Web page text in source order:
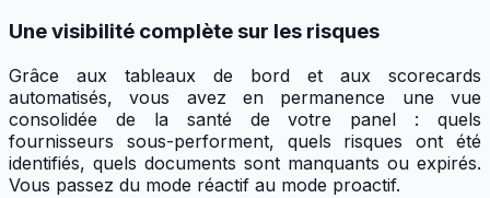
Une visibilité complète sur les risques
Grâce aux tableaux de bord et aux scorecards
automatisés, vous avez en permanence une vue
consolidée de la santé de votre panel : quels
fournisseurs sous-performent, quels risques ont été
identifiés, quels documents sont manquants ou expirés.
Vous passez du mode réactif au mode proactif.